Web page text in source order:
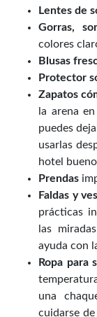
Lentes de
Gorras,
colores
Blusas
Protector
Zapatos
la arena
puedes
usarlas
hotel
Prendas
Faldas y
prácticas
las
ayuda con
Ropa para
una
cuidarse